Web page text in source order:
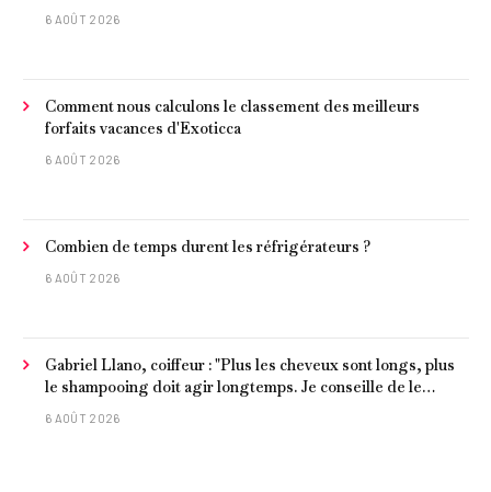
6 AOÛT 2026
Comment nous calculons le classement des meilleurs
forfaits vacances d'Exoticca
6 AOÛT 2026
Combien de temps durent les réfrigérateurs ?
6 AOÛT 2026
Gabriel Llano, coiffeur : "Plus les cheveux sont longs, plus
le shampooing doit agir longtemps. Je conseille de le
laisser entre 1 et 3 minutes."
6 AOÛT 2026